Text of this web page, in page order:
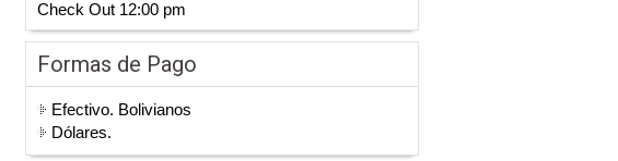
Check Out 12:00 pm
Formas de Pago
Efectivo. Bolivianos
Dólares.